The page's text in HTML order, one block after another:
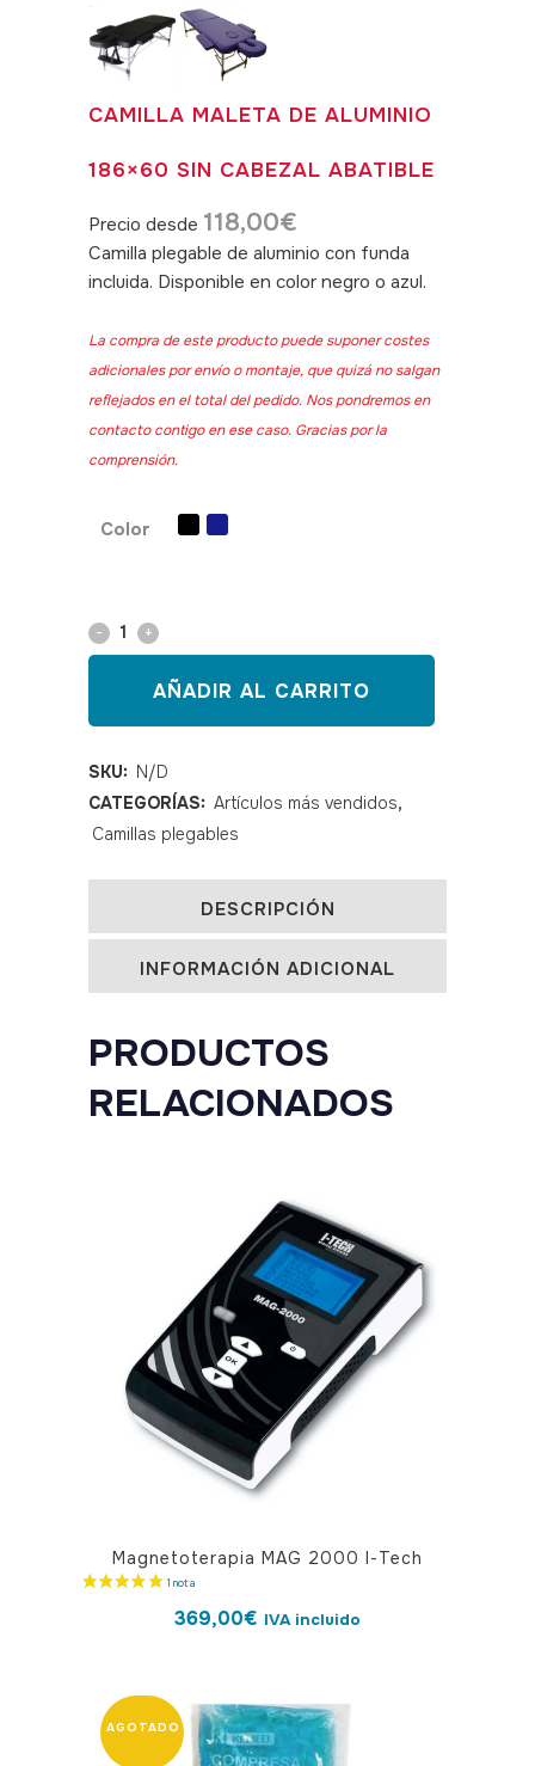
CAMILLA MALETA DE ALUMINIO
186×60 SIN CABEZAL ABATIBLE
Precio desde 118,00€
Camilla plegable de aluminio con funda
incluida. Disponible en color negro o azul.
La compra de este producto puede suponer costes
adicionales por envío o montaje, que quizá no salgan
reflejados en el total del pedido. Nos pondremos en
contacto contigo en ese caso. Gracias por la
comprensión.
Color
Camilla
de
aluminio
186x60
abatible
AÑADIR AL CARRITO
SKU: N/D
CATEGORÍAS: Artículos más vendidos,
Camillas plegables
DESCRIPCIÓN
INFORMACIÓN ADICIONAL
PRODUCTOS
RELACIONADOS
Magnetoterapia MAG 2000 I-Tech
369,00€ IVA incluido